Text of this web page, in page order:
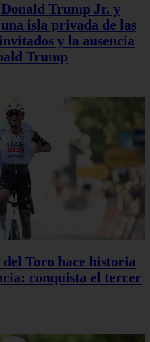
Trump Jr. y
isla privada de las
y la ausencia
Trump
Toro hace historia
conquista el tercer